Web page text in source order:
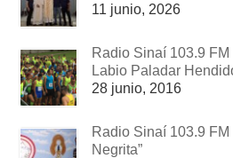
11 junio, 2026
Radio Sinaí 103.9
Labio Paladar
28 junio, 2016
Radio Sinaí 103.9
Negrita”